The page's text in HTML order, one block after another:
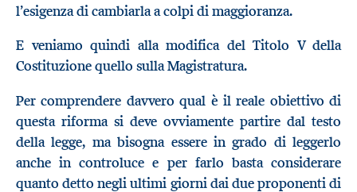
l’esigenza di cambiarla a colpi di maggioranza.
E veniamo quindi alla modifica del Titolo V della
Costituzione quello sulla Magistratura.
Per comprendere davvero qual è il reale obiettivo di
questa riforma si deve ovviamente partire dal testo
della legge, ma bisogna essere in grado di leggerlo
anche in controluce e per farlo basta considerare
quanto detto negli ultimi giorni dai due proponenti di